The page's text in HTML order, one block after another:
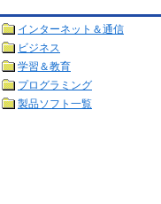
インターネット＆通信
ビジネス
学習＆教育
プログラミング
製品ソフト一覧